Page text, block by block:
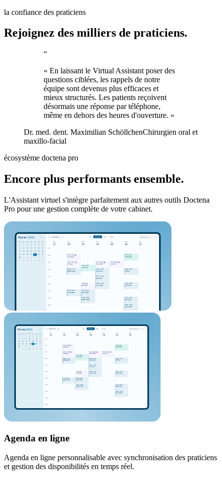
la confiance des praticiens
Rejoignez des milliers de praticiens.
“
« En laissant le Virtual Assistant poser des
questions ciblées, les rappels de notre
équipe sont devenus plus efficaces et
mieux structurés. Les patients reçoivent
désormais une réponse par téléphone,
même en dehors des heures d'ouverture. »
Dr. med. dent. Maximilian SchöllchenChirurgien oral et
maxillo-facial
écosystème doctena pro
Encore plus performants ensemble.
L'Assistant virtuel s'intègre parfaitement aux autres outils Doctena
Pro pour une gestion complète de votre cabinet.
Agenda en ligne
Agenda en ligne personnalisable avec synchronisation des praticiens
et gestion des disponibilités en temps réel.